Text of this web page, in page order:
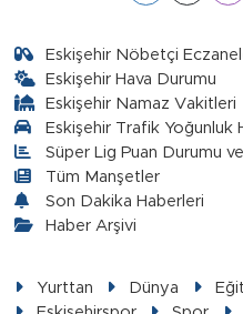
Eskişehir Nöbetçi
Eskişehir Hava Durumu
Eskişehir Namaz Vakitleri
Eskişehir Trafik Yoğunluk
Süper Lig Puan Durumu
Tüm Manşetler
Son Dakika Haberleri
Haber Arşivi
Yurttan Dünya